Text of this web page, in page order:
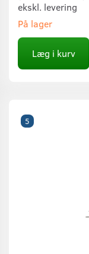
ekskl. levering
På lager
Læg i kurv
5